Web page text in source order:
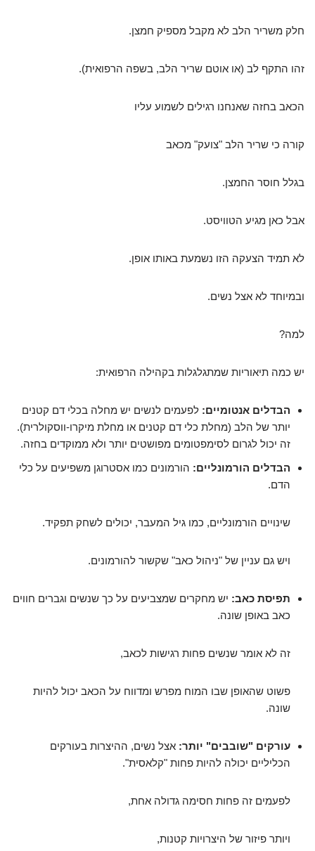
חלק משריר הלב לא מקבל מספיק חמצן.
זהו התקף לב (או אוטם שריר הלב, בשפה הרפואית).
הכאב בחזה שאנחנו רגילים לשמוע עליו
קורה כי שריר הלב "צועק" מכאב
בגלל חוסר החמצן.
אבל כאן מגיע הטוויסט.
לא תמיד הצעקה הזו נשמעת באותו אופן.
ובמיוחד לא אצל נשים.
למה?
יש כמה תיאוריות שמתגלגלות בקהילה הרפואית:
הבדלים אנטומיים: לפעמים לנשים יש מחלה בכלי דם קטנים
יותר של הלב (מחלת כלי דם קטנים או מחלת מיקרו-ווסקולרית).
זה יכול לגרום לסימפטומים מפושטים יותר ולא ממוקדים בחזה.
הבדלים הורמונליים: הורמונים כמו אסטרוגן משפיעים על כלי
הדם.
שינויים הורמונליים, כמו גיל המעבר, יכולים לשחק תפקיד.
ויש גם עניין של "ניהול כאב" שקשור להורמונים.
תפיסת כאב: יש מחקרים שמצביעים על כך שנשים וגברים חווים
כאב באופן שונה.
זה לא אומר שנשים פחות רגישות לכאב,
פשוט שהאופן שבו המוח מפרש ומדווח על הכאב יכול להיות
שונה.
עורקים "שובבים" יותר: אצל נשים, ההיצרות בעורקים
הכליליים יכולה להיות פחות "קלאסית".
לפעמים זה פחות חסימה גדולה אחת,
ויותר פיזור של היצרויות קטנות,